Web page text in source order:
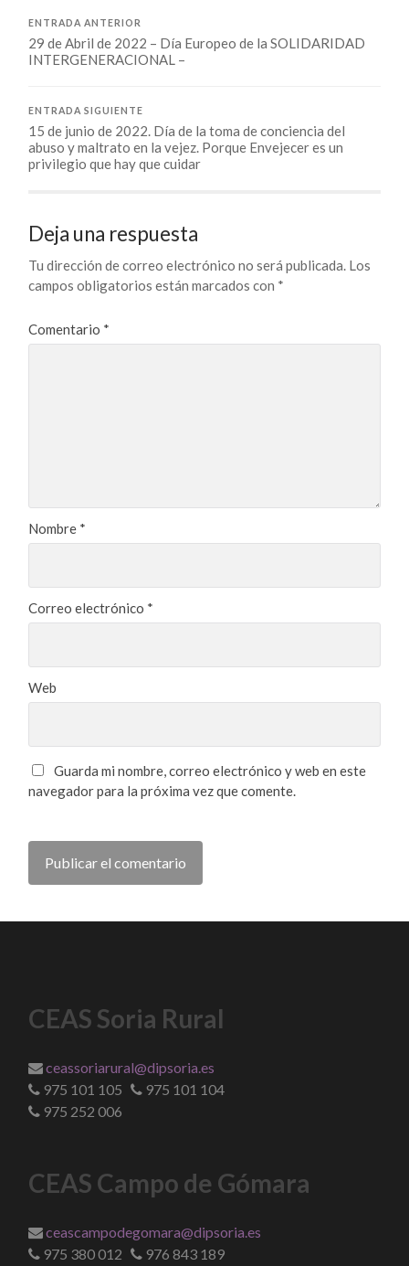
ENTRADA ANTERIOR
29 de Abril de 2022 – Día Europeo de la SOLIDARIDAD
INTERGENERACIONAL –
ENTRADA SIGUIENTE
15 de junio de 2022. Día de la toma de conciencia del
abuso y maltrato en la vejez. Porque Envejecer es un
privilegio que hay que cuidar
Deja una respuesta
Tu dirección de correo electrónico no será publicada. Los
campos obligatorios están marcados con *
Comentario *
Nombre *
Correo electrónico *
Web
Guarda mi nombre, correo electrónico y web en este
navegador para la próxima vez que comente.
CEAS Soria Rural
ceassoriarural@dipsoria.es
975 101 105
975 101 104
975 252 006
CEAS Campo de Gómara
ceascampodegomara@dipsoria.es
975 380 012
976 843 189